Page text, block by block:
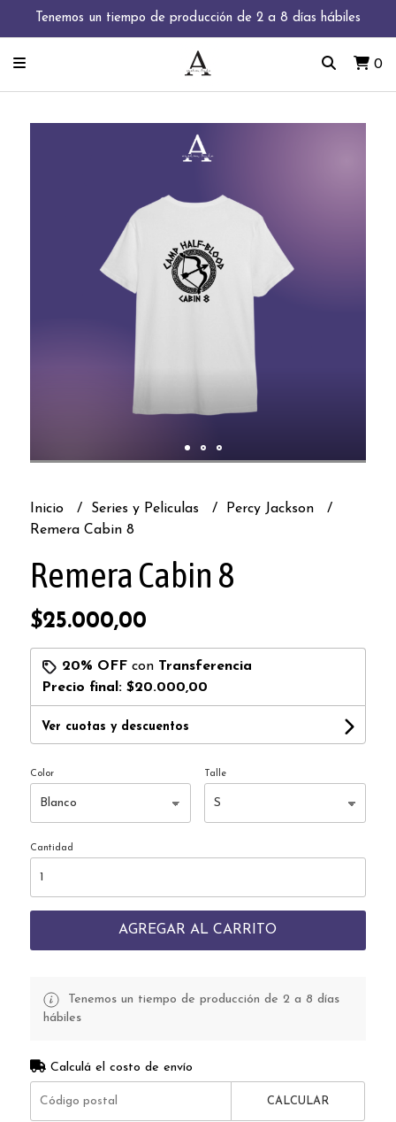
Tenemos un tiempo de producción de 2 a 8 días hábiles
0
Inicio Series y Peliculas
Percy Jackson
Remera Cabin 8
Remera Cabin 8
$25.000,00
20% OFFcon Transferencia
Precio final: $20.000,00
Ver cuotas y descuentos
Color Talle
Cantidad
AGREGAR AL CARRITO
Tenemos un tiempo de producción de 2 a 8 días
hábiles
Calculá el costo de envío
CALCULAR